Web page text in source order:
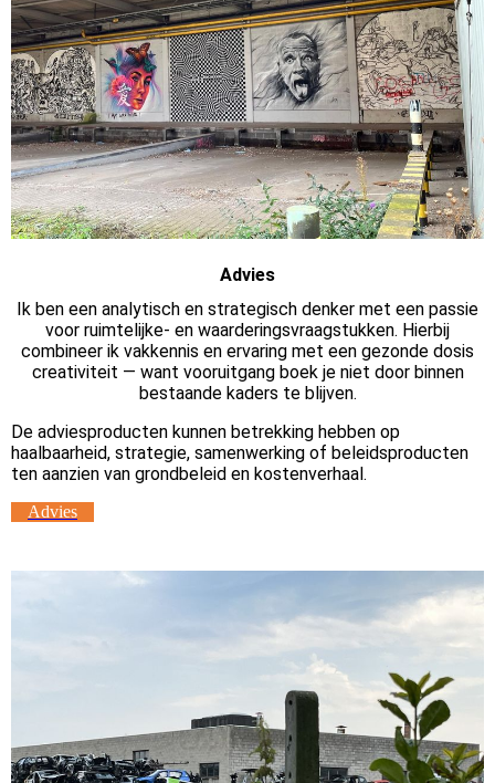
Advies
Ik ben een analytisch en strategisch denker met een passie
voor ruimtelijke- en waarderingsvraagstukken. Hierbij
combineer ik vakkennis en ervaring met een gezonde dosis
creativiteit — want vooruitgang boek je niet door binnen
bestaande kaders te blijven.
De adviesproducten kunnen betrekking hebben op
haalbaarheid, strategie, samenwerking of beleidsproducten
ten aanzien van grondbeleid en kostenverhaal.
Advies